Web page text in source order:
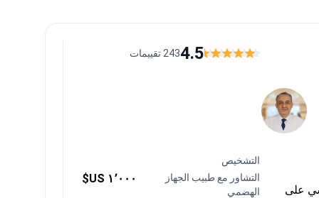
الفيروسي على
4.5243 تقييمات
التشخيص
التشاور مع طبيب الجهاز
الهضمي
١٬٠٠٠ US$